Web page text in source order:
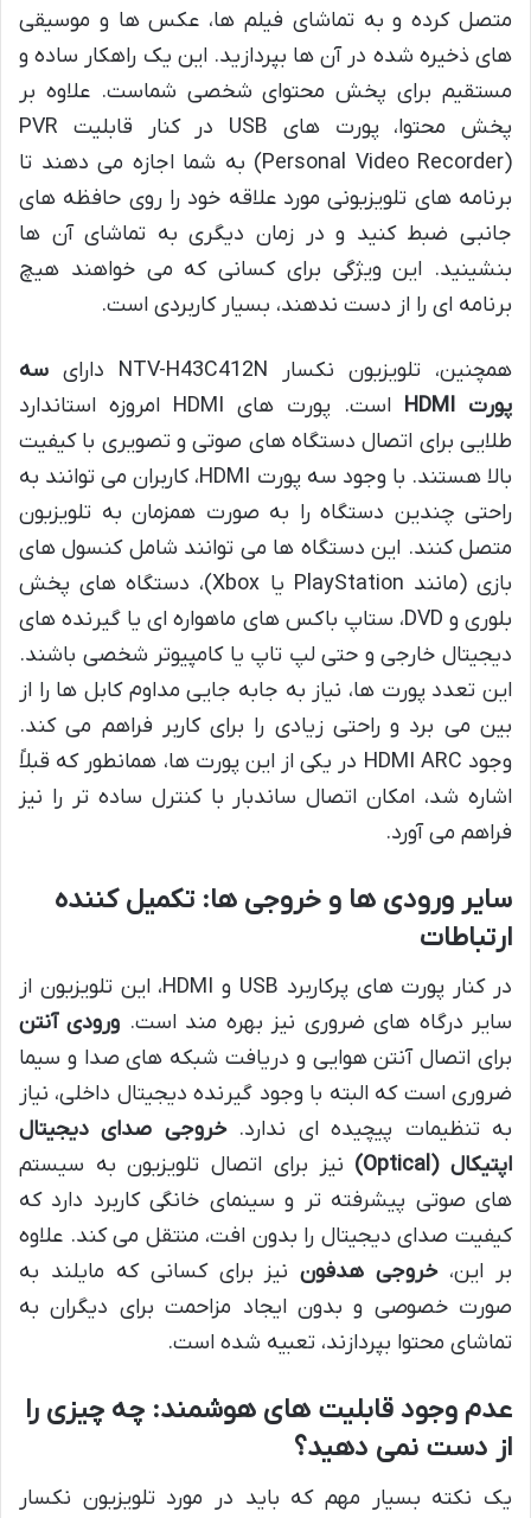
متصل کرده و به تماشای فیلم ها، عکس ها و موسیقی
های ذخیره شده در آن ها بپردازید. این یک راهکار ساده و
مستقیم برای پخش محتوای شخصی شماست. علاوه بر
پخش محتوا، پورت های USB در کنار قابلیت PVR
(Personal Video Recorder) به شما اجازه می دهند تا
برنامه های تلویزیونی مورد علاقه خود را روی حافظه های
جانبی ضبط کنید و در زمان دیگری به تماشای آن ها
بنشینید. این ویژگی برای کسانی که می خواهند هیچ
برنامه ای را از دست ندهند، بسیار کاربردی است.
همچنین، تلویزیون نکسار NTV-H43C412N دارای
سه
پورت HDMI
است. پورت های HDMI امروزه استاندارد
طلایی برای اتصال دستگاه های صوتی و تصویری با کیفیت
بالا هستند. با وجود سه پورت HDMI، کاربران می توانند به
راحتی چندین دستگاه را به صورت همزمان به تلویزیون
متصل کنند. این دستگاه ها می توانند شامل کنسول های
بازی (مانند PlayStation یا Xbox)، دستگاه های پخش
بلوری و DVD، ستاپ باکس های ماهواره ای یا گیرنده های
دیجیتال خارجی و حتی لپ تاپ یا کامپیوتر شخصی باشند.
این تعدد پورت ها، نیاز به جابه جایی مداوم کابل ها را از
بین می برد و راحتی زیادی را برای کاربر فراهم می کند.
وجود HDMI ARC در یکی از این پورت ها، همانطور که قبلاً
اشاره شد، امکان اتصال ساندبار با کنترل ساده تر را نیز
فراهم می آورد.
سایر ورودی ها و خروجی ها: تکمیل کننده
ارتباطات
در کنار پورت های پرکاربرد USB و HDMI، این تلویزیون از
سایر درگاه های ضروری نیز بهره مند است. ورودی آنتن
برای اتصال آنتن هوایی و دریافت شبکه های صدا و سیما
ضروری است که البته با وجود گیرنده دیجیتال داخلی، نیاز
به تنظیمات پیچیده ای ندارد.خروجی صدای دیجیتال
اپتیکال (Optical)
نیز برای اتصال تلویزیون به سیستم
های صوتی پیشرفته تر و سینمای خانگی کاربرد دارد که
کیفیت صدای دیجیتال را بدون افت، منتقل می کند. علاوه
بر این،خروجی هدفوننیز برای کسانی که مایلند به
صورت خصوصی و بدون ایجاد مزاحمت برای دیگران به
تماشای محتوا بپردازند، تعبیه شده است.
عدم وجود قابلیت های هوشمند: چه چیزی را
از دست نمی دهید؟
یک نکته بسیار مهم که باید در مورد تلویزیون نکسار